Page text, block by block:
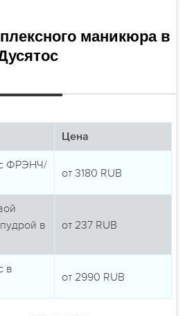
маникюра в
Цена
ФРЭНЧ/
от 3180 RUB
в
от 237 RUB
в
от 2990 RUB